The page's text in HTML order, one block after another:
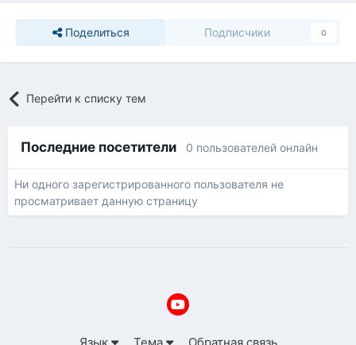
Поделиться Подписчики 0
Перейти к списку тем
Последние посетители 0 пользователей онлайн
Ни одного зарегистрированного пользователя не
просматривает данную страницу